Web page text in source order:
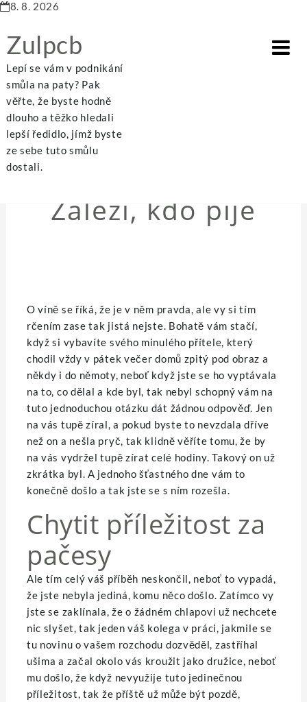
8. 8. 2026
Zulpcb
Lepí se vám v podnikání
smůla na paty? Pak
věřte, že byste hodně
dlouho a těžko hledali
lepší ředidlo, jímž byste
ze sebe tuto smůlu
dostali.
Home Záleží, kdo pije
Záleží, kdo pije
O víně se říká, že je v něm pravda, ale vy si tím
rčením zase tak jistá nejste. Bohatě vám stačí,
když si vybavíte svého minulého přítele, který
chodil vždy v pátek večer domů zpitý pod obraz a
někdy i do němoty, neboť když jste se ho vyptávala
na to, co dělal a kde byl, tak nebyl schopný vám na
tuto jednoduchou otázku dát žádnou odpověď. Jen
na vás tupě zíral, a pokud byste to nevzdala dříve
než on a nešla pryč, tak klidně věříte tomu, že by
na vás vydržel tupě zírat celé hodiny. Takový on už
zkrátka byl. A jednoho šťastného dne vám to
konečně došlo a tak jste se s ním rozešla.
Chytit příležitost za
pačesy
Ale tím celý váš příběh neskončil, neboť to vypadá,
že jste nebyla jediná, komu něco došlo. Zatímco vy
jste se zaklínala, že o žádném chlapovi už nechcete
nic slyšet, tak jeden váš kolega v práci, jakmile se
tu novinu o vašem rozchodu dozvěděl, zastříhal
ušima a začal okolo vás kroužit jako družice, neboť
mu došlo, že když nevyužije tuto jedinečnou
příležitost, tak že příště už může být pozdě,